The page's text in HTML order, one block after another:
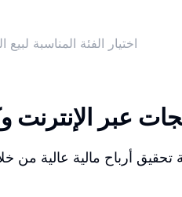
اختيار الفئة المناسبة
عبر الإنترنت
أرباح مالية عالية من